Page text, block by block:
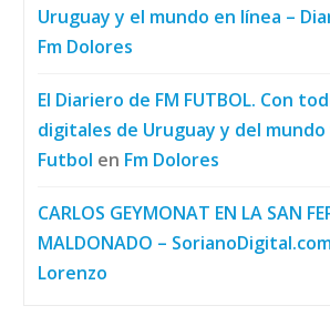
Uruguay y el mundo en línea –
Fm Dolores
El Diariero de FM FUTBOL. Con
digitales de Uruguay y del mundo
Futbol en Fm Dolores
CARLOS GEYMONAT EN LA SAN
MALDONADO –
Lorenzo